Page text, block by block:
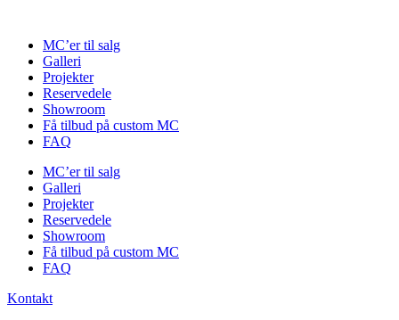
indholdMC’er til salg
Galleri
Projekter
Reservedele
Showroom
Få tilbud på custom MC
FAQ
MC’er til salg
Galleri
Projekter
Reservedele
Showroom
Få tilbud på custom MC
FAQ
Kontakt